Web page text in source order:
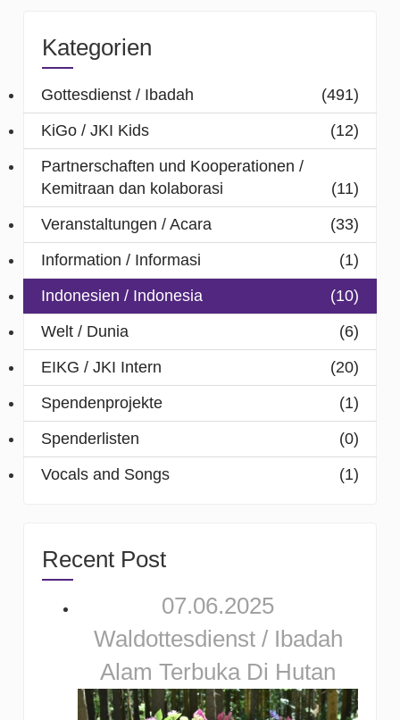
Kategorien
Gottesdienst / Ibadah
(491)
KiGo / JKI Kids
(12)
Partnerschaften und Kooperationen /
Kemitraan dan kolaborasi
(11)
Veranstaltungen / Acara
(33)
Information / Informasi
(1)
Indonesien / Indonesia
(10)
Welt / Dunia
(6)
EIKG / JKI Intern
(20)
Spendenprojekte
(1)
Spenderlisten
(0)
Vocals and Songs
(1)
Recent Post
07.06.2025
Waldottesdienst / Ibadah
Alam Terbuka Di Hutan